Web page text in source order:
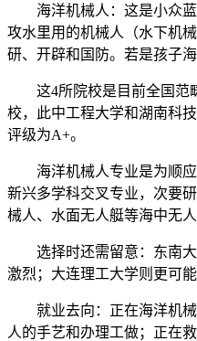
海洋机械人：这是小众蓝
攻水里用的机械人（水下机
研、开辟和国防。若是孩子
这4所院校是目前全国范
校，此中工程大学和湖南科
评级为A+。
海洋机械人专业是为顺应
新兴多学科交叉专业，次要
械人、水面无人艇等海中无
选择时还需留意：东南大
激烈；大连理工大学则更可
就业去向：正在海洋机械
人的手艺和办理工做；正在